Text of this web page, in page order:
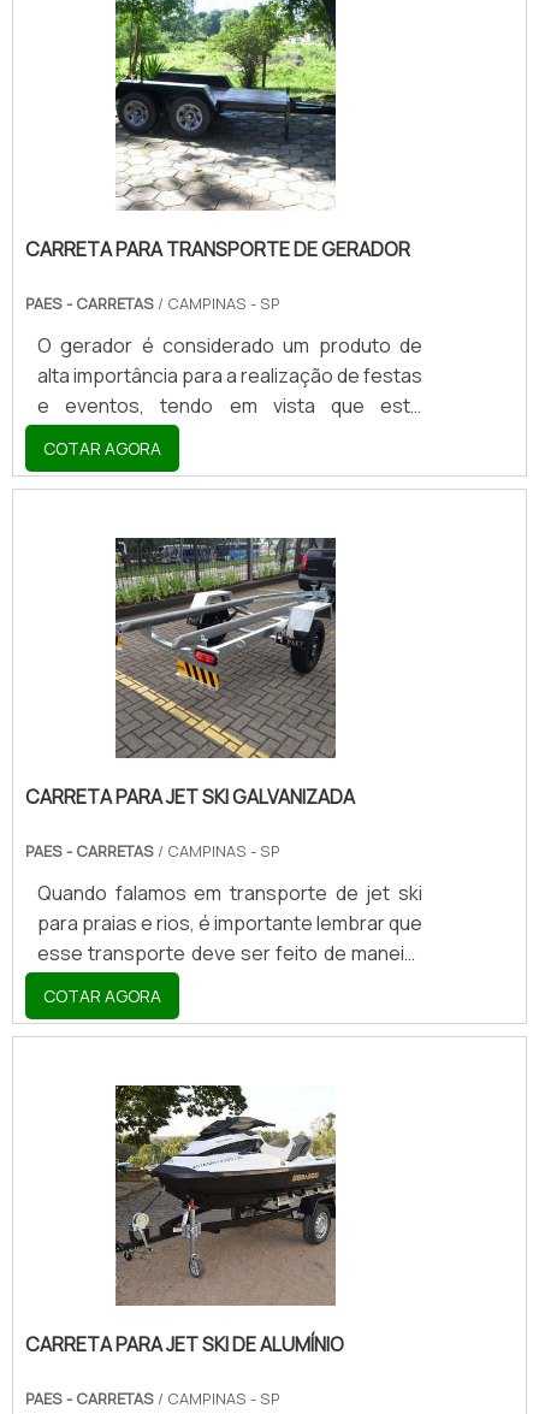
prática, este tipo de produto pode ser
encontrado no atual mercado no modelo
integral, que mantém o veículo suspenso
por toda a viagem, oferecendo diversos
benefícios nesse tipo de
aplicação.DETALHES SOBRE O
EQUIPAMENTOAo adquirir este tipo de.
CARRETA PARA TRANSPORTE DE GERADOR
PAES - CARRETAS / CAMPINAS - SP
O gerador é considerado um produto de
alta importância para a realização de festas
e eventos, tendo em vista que este
equipamento é capaz de levar energia até
para os locais mais distantes. Para que
esse transporte possa ser realizado, é
uma carreta para transporte de gerador,
que pode ter tamanhos variados para que
seja compatível com às necessidades de
cada gerador e suas potências.UTILIDADE
E BENEFÍCIOS DESTE EQUIPAMENTOA
carreta para gerador é conside.
COTAR AGORA
CARRETA PARA JET SKI GALVANIZADA
PAES - CARRETAS / CAMPINAS - SP
Quando falamos em transporte de jet ski
para praias e rios, é importante lembrar que
esse transporte deve ser feito de maneira
segura, sem colocar em risco as pessoas
que dividem as ruas e estradas com o
automóvel que conduz o jet ski. Esse tipo
conduzida por motoristas que possuam
carta B somado PBT carro + PBt Carreta
até 3500 kg. Quando o jet ski tiver entre
3.500 e 6.000 quilos, a carteira deve ser
tipo C. Acima disso, categoria E.No entanto,
é muito imp.
COTAR AGORA
CARRETA PARA JET SKI DE ALUMÍNIO
PAES - CARRETAS / CAMPINAS - SP